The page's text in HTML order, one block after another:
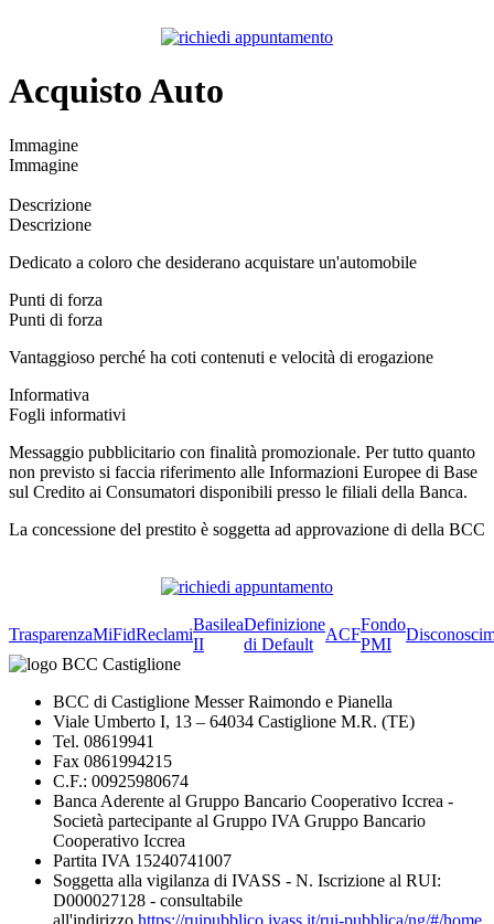
Acquisto Auto
Immagine
Immagine
Descrizione
Descrizione
Dedicato a coloro che desiderano acquistare un'automobile
Punti di forza
Punti di forza
Vantaggioso perché ha coti contenuti e velocità di erogazione
Informativa
Fogli informativi
Messaggio pubblicitario con finalità promozionale. Per tutto quanto
non previsto si faccia riferimento alle Informazioni Europee di Base
sul Credito ai Consumatori disponibili presso le filiali della Banca.
La concessione del prestito è soggetta ad approvazione di della BCC
TrasparenzaMiFidReclami
Basilea
II
Definizione
di Default
ACF
Fondo
PMI
BCC di Castiglione Messer Raimondo e Pianella
Viale Umberto I, 13 – 64034 Castiglione M.R. (TE)
Tel. 08619941
Fax 0861994215
C.F.: 00925980674
Banca Aderente al Gruppo Bancario Cooperativo Iccrea -
Società partecipante al Gruppo IVA Gruppo Bancario
Cooperativo Iccrea
Partita IVA 15240741007
Soggetta alla vigilanza di IVASS - N. Iscrizione al RUI:
D000027128 - consultabile
all'indirizzo https://ruipubblico.ivass.it/rui-pubblica/ng/#/home